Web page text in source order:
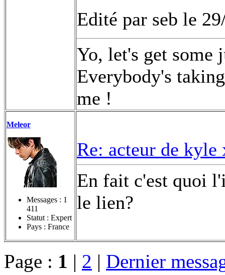
Edité par seb le
Yo, let's get some
Everybody's
me !
Meleor
Messages : 1
411
Statut : Expert
Pays : France
Re: acteur de
En fait c'est quoi
le lien?
Page : 1 | 2 | Dernier